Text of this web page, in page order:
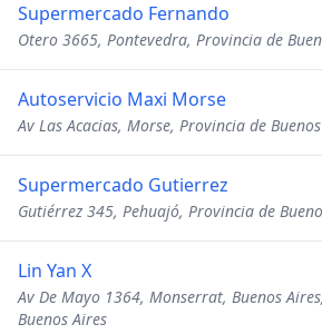
Supermercado Fernando
Otero 3665, Pontevedra, Provincia de
Autoservicio Maxi Morse
Av Las Acacias, Morse, Provincia de
Supermercado Gutierrez
Gutiérrez 345, Pehuajó, Provincia de
Lin Yan X
Av De Mayo 1364, Monserrat, Buenos
Buenos Aires